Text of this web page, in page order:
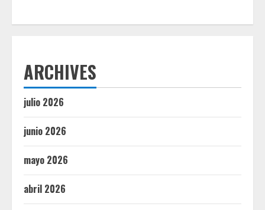
ARCHIVES
julio 2026
junio 2026
mayo 2026
abril 2026